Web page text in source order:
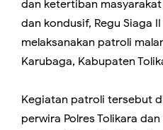
dan ketertiban
dan kondusif, Regu Siaga II
melaksanakan patroli
Karubaga, Kabupaten
Kegiatan patroli tersebut
perwira Polres Tolikara